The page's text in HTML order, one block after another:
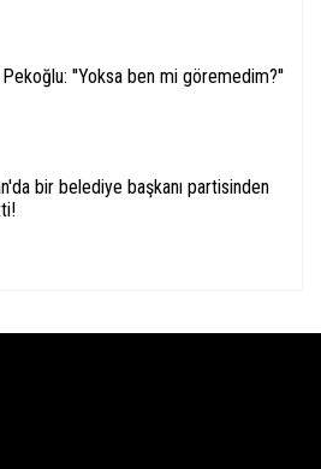
Pekoğlu: ''Yoksa ben mi göremedim?''
bir belediye başkanı partisinden